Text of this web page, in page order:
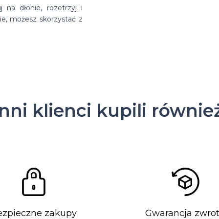
na dłonie, rozetrzyj i
możesz skorzystać z
klienci kupili
zakupy Gwarancja